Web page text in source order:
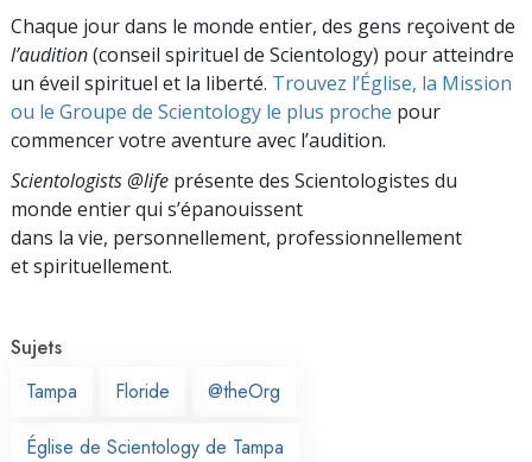
Chaque jour dans le monde entier, des gens reçoivent de
l’audition(conseil spirituel de Scientology) pour atteindre
un éveil spirituel et la liberté. Trouvez l’Église, la Mission
ou le Groupe de Scientology le plus proche pour
commencer votre aventure avec l’audition.
Scientologists @life présente des Scientologistes du
monde entier qui s’épanouissent
dans la vie, personnellement, professionnellement
et spirituellement.
Sujets
Tampa
Floride @theOrg
Église de Scientology de Tampa